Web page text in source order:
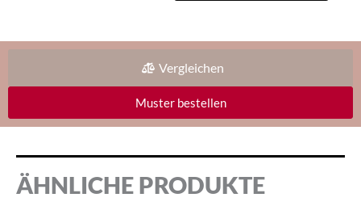
Vergleichen
Muster bestellen
ÄHNLICHE PRODUKTE